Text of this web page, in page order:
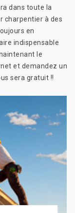
dans toute la
charpentier à des
en
indispensable
le
et demandez un
sera gratuit !!